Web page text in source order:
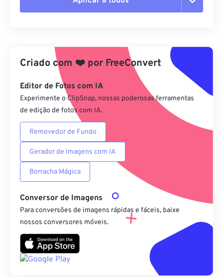
Aplicar a partir da predefinição
Salvar como predefinição
Criado com ❤️ por FreeConvert
Editor de Fotos com IA
Experimente o ClipSnap, nossas poderosas ferramentas
de edição de fotos com IA.
Removedor de Fundo
Gerador de Imagens com IA
Borracha Mágica
Conversor de Imagens
Para conversões de imagens rápidas e fáceis, baixe
nossos conversores móveis.